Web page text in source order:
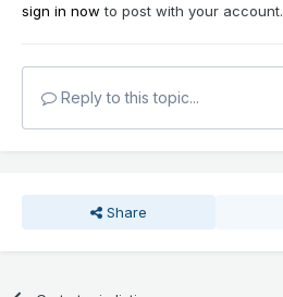
sign in now to post with your account.
Reply to this topic...
Share